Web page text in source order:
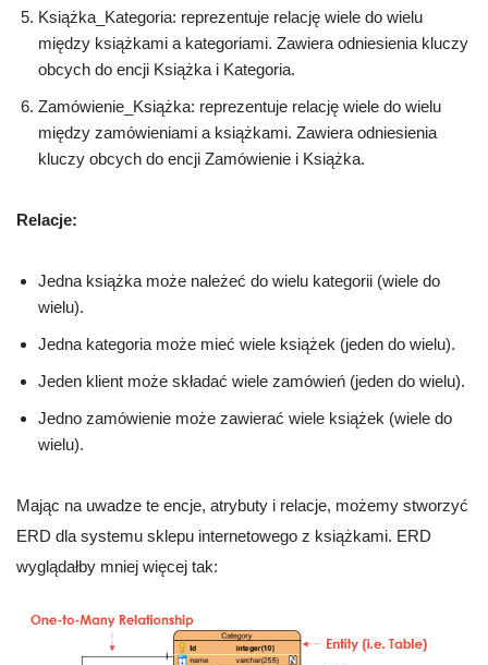
Książka_Kategoria: reprezentuje relację wiele do wielu
między książkami a kategoriami. Zawiera odniesienia kluczy
obcych do encji Książka i Kategoria.
Zamówienie_Książka: reprezentuje relację wiele do wielu
między zamówieniami a książkami. Zawiera odniesienia
kluczy obcych do encji Zamówienie i Książka.
Relacje:
Jedna książka może należeć do wielu kategorii (wiele do
wielu).
Jedna kategoria może mieć wiele książek (jeden do wielu).
Jeden klient może składać wiele zamówień (jeden do wielu).
Jedno zamówienie może zawierać wiele książek (wiele do
wielu).
Mając na uwadze te encje, atrybuty i relacje, możemy stworzyć
ERD dla systemu sklepu internetowego z książkami. ERD
wyglądałby mniej więcej tak: